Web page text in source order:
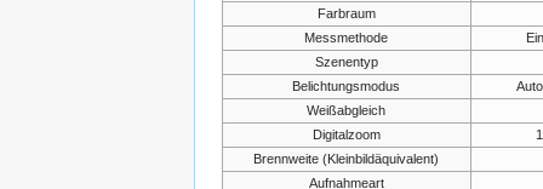
Farbraum
Messmethode
Szenentyp
Belichtungsmodus
Weißabgleich
Digitalzoom
Brennweite (Kleinbildäquivalent)
Aufnahmeart